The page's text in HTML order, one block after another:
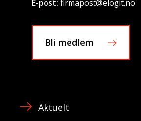
E-post: firmapost@elogit.no
Bli medlem
Aktuelt